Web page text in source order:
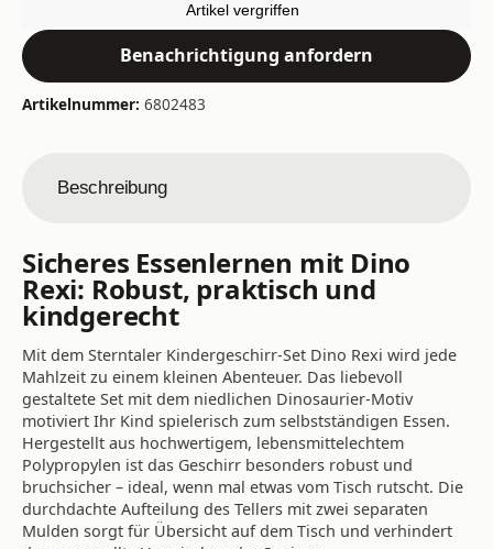
Artikel vergriffen
Benachrichtigung anfordern
Artikelnummer: 6802483
Beschreibung
Sicheres Essenlernen mit Dino
Rexi: Robust, praktisch und
kindgerecht
Mit dem Sterntaler Kindergeschirr-Set Dino Rexi wird jede
Mahlzeit zu einem kleinen Abenteuer. Das liebevoll
gestaltete Set mit dem niedlichen Dinosaurier-Motiv
motiviert Ihr Kind spielerisch zum selbstständigen Essen.
Hergestellt aus hochwertigem, lebensmittelechtem
Polypropylen ist das Geschirr besonders robust und
bruchsicher – ideal, wenn mal etwas vom Tisch rutscht. Die
durchdachte Aufteilung des Tellers mit zwei separaten
Mulden sorgt für Übersicht auf dem Tisch und verhindert